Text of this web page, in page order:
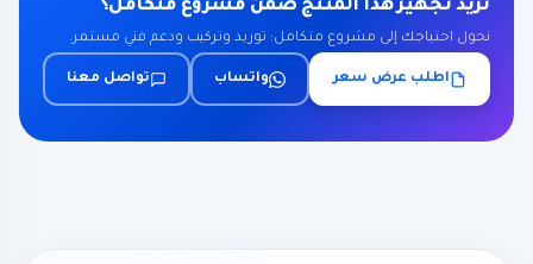
تريد تجهيز هذا المنتج ضمن مشروع متكامل؟
نحول احتياجك إلى مشروع متكامل: توريد وتركيب ودعم فني مستمر.
اطلب عرض سعر واتساب تواصل معنا